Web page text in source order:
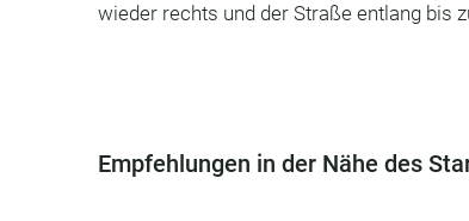
wieder rechts und der Straße entlang bis
Empfehlungen in der Nähe des